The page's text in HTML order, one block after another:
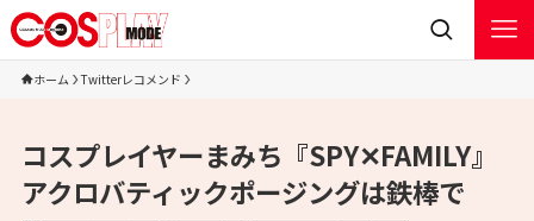
ホーム Twitterレコメンド
コスプレイヤーまみち『SPY✕FAMILY』
アクロバティックポージングは鉄棒で